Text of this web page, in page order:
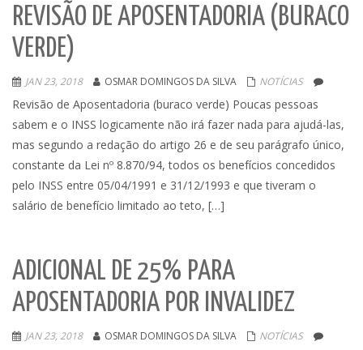
REVISÃO DE APOSENTADORIA (BURACO
VERDE)
JAN 23, 2018 OSMAR DOMINGOS DA SILVA NOTÍCIAS
Revisão de Aposentadoria (buraco verde) Poucas pessoas
sabem e o INSS logicamente não irá fazer nada para ajudá-las,
mas segundo a redação do artigo 26 e de seu parágrafo único,
constante da Lei nº 8.870/94, todos os benefícios concedidos
pelo INSS entre 05/04/1991 e 31/12/1993 e que tiveram o
salário de benefício limitado ao teto, […]
ADICIONAL DE 25% PARA
APOSENTADORIA POR INVALIDEZ
JAN 23, 2018 OSMAR DOMINGOS DA SILVA NOTÍCIAS